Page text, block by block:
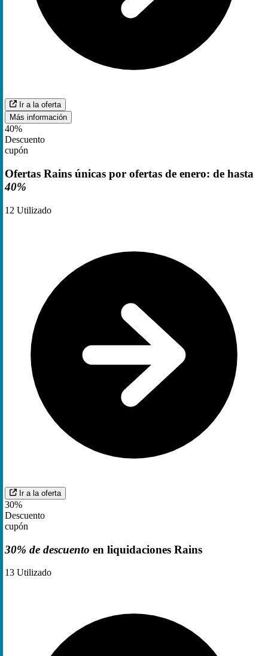
Ir a la oferta
Más información
40%
Descuento
cupón
Ofertas Rains únicas por ofertas de enero: de hasta
40%
12 Utilizado
Ir a la oferta
30%
Descuento
cupón
30% de descuento en liquidaciones Rains
13 Utilizado